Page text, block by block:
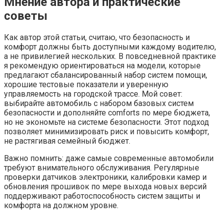
советы
Как автор этой статьи, считаю, что безопасность и
комфорт должны быть доступными каждому водителю,
а не привилегией нескольких. В повседневной практике
я рекомендую ориентироваться на модели, которые
предлагают сбалансированный набор систем помощи,
хорошие тестовые показатели и уверенную
управляемость на городской трассе. Мой совет:
выбирайте автомобиль с набором базовых систем
безопасности и дополняйте comforts по мере бюджета,
но не экономьте на системе безопасности. Этот подход
позволяет минимизировать риск и повысить комфорт,
не растягивая семейный бюджет.
Важно помнить: даже самые современные автомобили
требуют внимательного обслуживания. Регулярные
проверки датчиков электроники, калибровки камер и
обновления прошивок по мере выхода новых версий
поддерживают работоспособность систем защиты и
комфорта на должном уровне.